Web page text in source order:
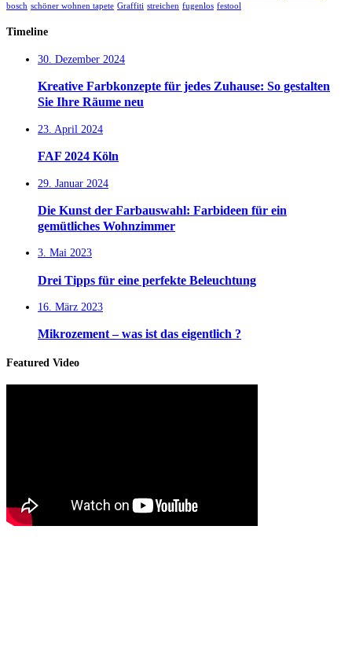
bosch schöner wohnen tapete Graffiti streichen fugenlos festool
Timeline
30. Dezember 2024
Kreative Farbkonzepte für jedes Zuhause: So gestalten
Sie Ihre Räume neu
23. April 2024
FAF 2024 Köln
29. Januar 2024
Die Kunst der Farbauswahl: Farbideen für ein
gemütliches Wohnzimmer
3. Mai 2023
Drei Tipps für eine perfekte Beleuchtung
16. März 2023
Mikrozement – was ist das eigentlich ?
Featured Video